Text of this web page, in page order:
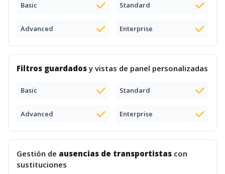
Basic Standard
Advanced Enterprise
Filtros guardadosy vistas de panel personalizadas
Basic Standard
Advanced Enterprise
Gestión de ausencias de transportistas con
sustituciones